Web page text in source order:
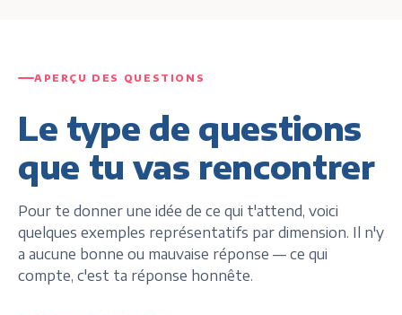
APERÇU DES QUESTIONS
Le type de questions
que tu vas rencontrer
Pour te donner une idée de ce qui t'attend, voici
quelques exemples représentatifs par dimension. Il n'y
a aucune bonne ou mauvaise réponse — ce qui
compte, c'est ta réponse honnête.